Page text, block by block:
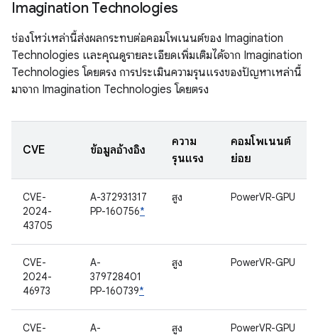
Imagination Technologies
ช่องโหว่เหล่านี้ส่งผลกระทบต่อคอมโพเนนต์ของ Imagination
Technologies และคุณดูรายละเอียดเพิ่มเติมได้จาก Imagination
Technologies โดยตรง การประเมินความรุนแรงของปัญหาเหล่านี้
มาจาก Imagination Technologies โดยตรง
CVE ข้อมูลอ้างอิง
ความ
รุนแรง
คอมโพเนนต์
ย่อย
CVE-
2024-
43705
A-372931317
PP-160756*
สูง PowerVR-GPU
CVE-
2024-
46973
A-
379728401
PP-160739*
สูง PowerVR-GPU
CVE-
A-
สูง PowerVR-GPU